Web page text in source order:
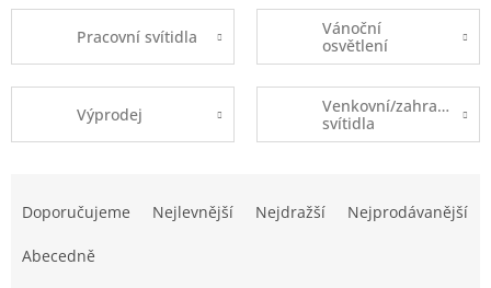
Pracovní svítidla
Vánoční
osvětlení
Výprodej
Venkovní/zahradní
svítidla
a
e
Doporučujeme Nejlevnější Nejdražší Nejprodávanější
Abecedně